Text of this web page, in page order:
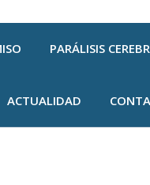
PARÁLISIS
ACTUALIDAD